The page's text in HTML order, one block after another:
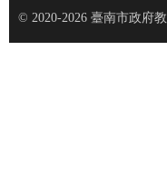
© 2020-2026 臺南市政府